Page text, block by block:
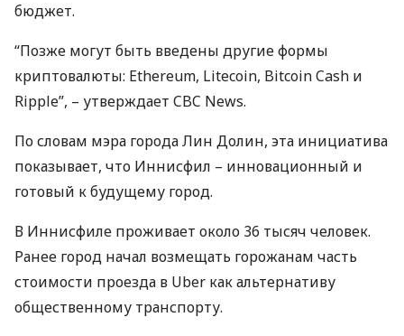
бюджет.
“Позже могут быть введены другие формы
криптовалюты: Ethereum, Litecoin, Bitcoin Cash и
Ripple”, – утверждает CBC News.
По словам мэра города Лин Долин, эта инициатива
показывает, что Иннисфил – инновационный и
готовый к будущему город.
В Иннисфиле проживает около 36 тысяч человек.
Ранее город начал возмещать горожанам часть
стоимости проезда в Uber как альтернативу
общественному транспорту.